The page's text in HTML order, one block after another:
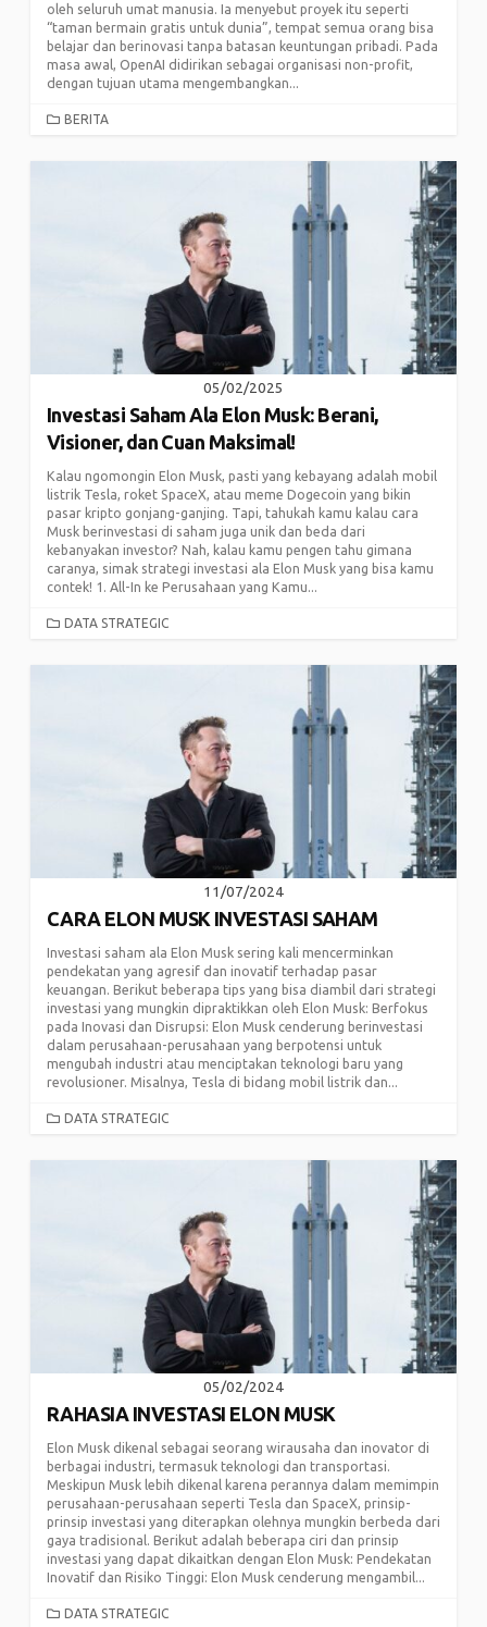
oleh seluruh umat manusia. Ia menyebut proyek itu seperti
“taman bermain gratis untuk dunia”, tempat semua orang bisa
belajar dan berinovasi tanpa batasan keuntungan pribadi. Pada
masa awal, OpenAI didirikan sebagai organisasi non-profit,
dengan tujuan utama mengembangkan...
CATEGORIES
BERITA
05/02/2025
Investasi Saham Ala Elon Musk: Berani,
Visioner, dan Cuan Maksimal!
Kalau ngomongin Elon Musk, pasti yang kebayang adalah mobil
listrik Tesla, roket SpaceX, atau meme Dogecoin yang bikin
pasar kripto gonjang-ganjing. Tapi, tahukah kamu kalau cara
Musk berinvestasi di saham juga unik dan beda dari
kebanyakan investor? Nah, kalau kamu pengen tahu gimana
caranya, simak strategi investasi ala Elon Musk yang bisa kamu
contek! 1. All-In ke Perusahaan yang Kamu...
CATEGORIES
DATA STRATEGIC
11/07/2024
CARA ELON MUSK INVESTASI SAHAM
Investasi saham ala Elon Musk sering kali mencerminkan
pendekatan yang agresif dan inovatif terhadap pasar
keuangan. Berikut beberapa tips yang bisa diambil dari strategi
investasi yang mungkin dipraktikkan oleh Elon Musk: Berfokus
pada Inovasi dan Disrupsi: Elon Musk cenderung berinvestasi
dalam perusahaan-perusahaan yang berpotensi untuk
mengubah industri atau menciptakan teknologi baru yang
revolusioner. Misalnya, Tesla di bidang mobil listrik dan...
CATEGORIES
DATA STRATEGIC
05/02/2024
RAHASIA INVESTASI ELON MUSK
Elon Musk dikenal sebagai seorang wirausaha dan inovator di
berbagai industri, termasuk teknologi dan transportasi.
Meskipun Musk lebih dikenal karena perannya dalam memimpin
perusahaan-perusahaan seperti Tesla dan SpaceX, prinsip-
prinsip investasi yang diterapkan olehnya mungkin berbeda dari
gaya tradisional. Berikut adalah beberapa ciri dan prinsip
investasi yang dapat dikaitkan dengan Elon Musk: Pendekatan
Inovatif dan Risiko Tinggi: Elon Musk cenderung mengambil...
CATEGORIES
DATA STRATEGIC